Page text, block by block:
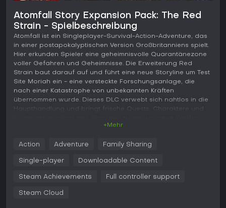
Atomfall Story Expansion Pack: The Red
Strain - Spielbeschreibung
Atomfall ist ein Singleplayer-Survival-Action-Adventure, das
in einer postapokalyptischen Version Großbritanniens spielt.
Hier erkunden Spieler eine geheimnisvolle Quarantänezone
voller Gefahren und Geheimnisse. Die Erweiterung Red
Strain baut darauf auf und führt eine neue Storyline um Test
Site Moriah ein - eine versteckte Forschungsanlage, die
nach einer Katastrophe von unbekannten Kräften
übernommen wurde. Dieses DLC verwebt sich nahtlos in die
Haupthandlung und bringt frische Quests, Charaktere und
Gameplay
In Atomfall dreht sich das Überleben um Erkundung,
einer offenen Quarantänezone. Spieler sammeln Materialien,
Bedrohungen wie feindlichen Robotern oder mutierten
+Mehr
Action Adventure Family Sharing
Single-player Downloadable Content
Steam Achievements Full controller support
Steam Cloud